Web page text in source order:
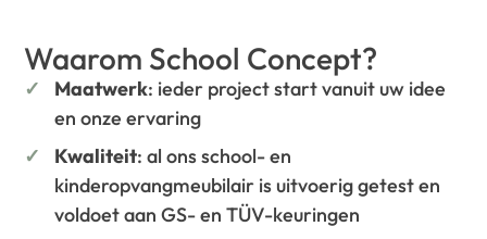
Waarom School Concept?
Maatwerk: ieder project start vanuit uw idee
en onze ervaring
Kwaliteit: al ons school- en
kinderopvangmeubilair is uitvoerig getest en
voldoet aan GS- en TÜV-keuringen